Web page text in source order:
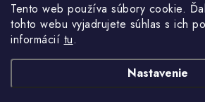
Tento web používa súbory cookie.
tohto webu vyjadrujete súhlas s ich
informácií tu.
Nastavenie
Reklamačný poriadok - formulár
Kontakt
Prihlásenie
E-mail
Facebook
Posledné hodnotenie produktov